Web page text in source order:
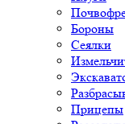
Бороны
Сеялки
Прицепы